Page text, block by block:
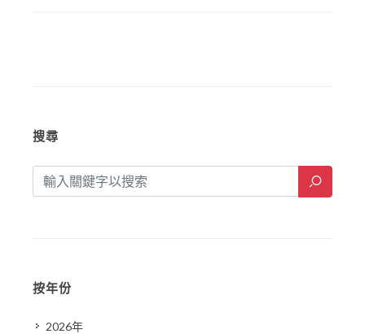
搜尋
按年份
2026年